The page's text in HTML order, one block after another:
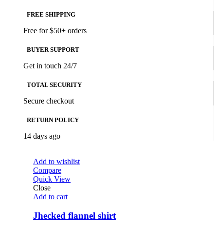
FREE SHIPPING
Free for $50+ orders
BUYER SUPPORT
Get in touch 24/7
TOTAL SECURITY
Secure checkout
RETURN POLICY
14 days ago
Add to wishlist
Compare
Quick View
Close
Add to cart
Jhecked flannel shirt